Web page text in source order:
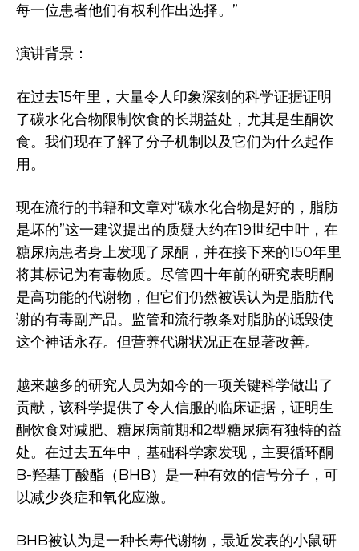
每一位患者他们有权利作出选择。”
演讲背景：
在过去15年里，大量令人印象深刻的科学证据证明
了碳水化合物限制饮食的长期益处，尤其是生酮饮
食。我们现在了解了分子机制以及它们为什么起作
用。
现在流行的书籍和文章对“碳水化合物是好的，脂肪
是坏的”这一建议提出的质疑大约在19世纪中叶，在
糖尿病患者身上发现了尿酮，并在接下来的150年里
将其标记为有毒物质。尽管四十年前的研究表明酮
是高功能的代谢物，但它们仍然被误认为是脂肪代
谢的有毒副产品。监管和流行教条对脂肪的诋毁使
这个神话永存。但营养代谢状况正在显著改善。
越来越多的研究人员为如今的一项关键科学做出了
贡献，该科学提供了令人信服的临床证据，证明生
酮饮食对减肥、糖尿病前期和2型糖尿病有独特的益
处。在过去五年中，基础科学家发现，主要循环酮
B-羟基丁酸酯（BHB）是一种有效的信号分子，可
以减少炎症和氧化应激。
BHB被认为是一种长寿代谢物，最近发表的小鼠研